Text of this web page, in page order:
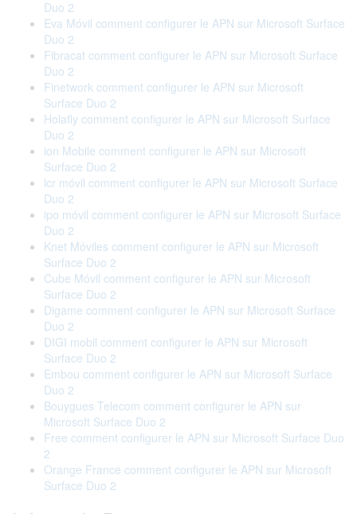
Duo 2
Eva Móvil comment configurer le APN sur Microsoft Surface
Duo 2
Fibracat comment configurer le APN sur Microsoft Surface
Duo 2
Finetwork comment configurer le APN sur Microsoft
Surface Duo 2
Holafly comment configurer le APN sur Microsoft Surface
Duo 2
ion Mobile comment configurer le APN sur Microsoft
Surface Duo 2
lcr móvil comment configurer le APN sur Microsoft Surface
Duo 2
ipo móvil comment configurer le APN sur Microsoft Surface
Duo 2
Knet Móviles comment configurer le APN sur Microsoft
Surface Duo 2
Cube Móvil comment configurer le APN sur Microsoft
Surface Duo 2
Digame comment configurer le APN sur Microsoft Surface
Duo 2
DIGI mobil comment configurer le APN sur Microsoft
Surface Duo 2
Embou comment configurer le APN sur Microsoft Surface
Duo 2
Bouygues Telecom comment configurer le APN sur
Microsoft Surface Duo 2
Free comment configurer le APN sur Microsoft Surface Duo
2
Orange France comment configurer le APN sur Microsoft
Surface Duo 2